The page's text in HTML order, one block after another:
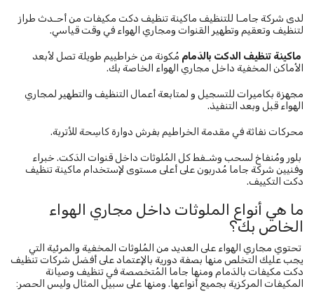
لدى شركة جامـا للتنظيف ماكينة تنظيف دكت مكيفات من أحـدث طراز
لتنظيف وتعقيم وتطهير القنوات ومجاري الهواء في وقت قياسي.
ماكينة تنظيف الدكت بالدَمام مُكونة من خراطييم طويلة تصل لأبعد
الأماكن المخفية داخل مجاري الهواء الخاصة بك.
مجهزة بكاميرات للتسجيل و لمتابعة أعمال التنظيف والتطهير لمجاري
الهواء قبل وبعد التنفيذ.
محركات نفاثة في مقدمة الخراطيم بفرش دوارة كاسِحة للأتربة.
بلور ومُنفاخ لسحب وشـفط كل المُلوثات داخل قنوات الدَكت. خبراء
وفنيين شركة جاما مُدربون على أعلى مستوى لإستخدام ماكينة تنظيف
دكت التكييف.
ما هي أنواع الملوثات داخل مجاري الهواء
الخاص بك؟
تحتوي مجاري الهواء على العديد من المُلوثات المخفية والمرئية التي
يجب عليك التخلص منها بصفة دورية بالإعتماد على أفضل شركات تنظيف
دكت مكيفات بالدَمام ومنها جاما المُتخصصة في تنظيف وصيانة
المكيفات المركزية بجميع أنواعها. ومنها على سبيل المثال وليس الحصر: